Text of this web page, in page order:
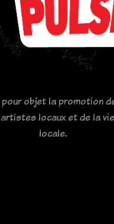
pour objet la promotion
locaux et de la
locale.